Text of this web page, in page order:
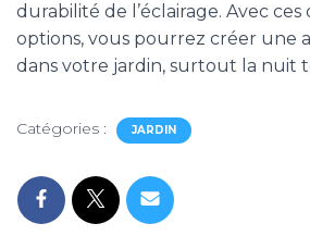
durabilité de l’éclairage. Avec
options, vous pourrez créer une
dans votre jardin, surtout la nuit
Catégories : JARDIN